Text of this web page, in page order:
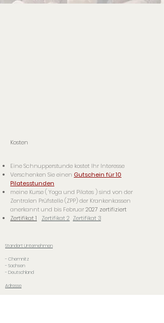
Kosten
Eine Schnupperstunde kostet Ihr Interesse
Verschenken Sie einen Gutschein für 10
Pilatesstunden
meine Kurse( Yoga und Pilates ) sind von der
Zentralen Prüfstelle (ZPP) der Krankenkassen
anerkannt und bis Februar2027 zertifiziert
Zertifikat 1
Zertifikat 2 Zertifikat 3
Standort Unternehmen
- Chemnitz
- Sachsen
- Deutschland
Adresse